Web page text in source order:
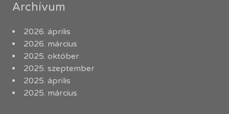
Archívum
2026. április
2026. március
2025. október
2025. szeptember
2025. április
2025. március